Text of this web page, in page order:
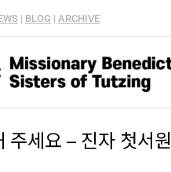
| BLOG | ARCHIVE
주세요 – 진자 첫서원